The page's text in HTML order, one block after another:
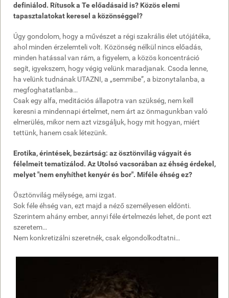
definiálod. Rítusok a Te előadásaid is? Közös elemi
tapasztalatokat keresel a közönséggel?
Úgy gondolom, hogy a művészet a régi szakrális élet utójátéka,
ahol minden érzelemteli volt. Közönség nélkül nincs előadás,
minden hatással van rám, a figyelem, a közös koncentráció
segít, igyekszem, hogy végig velünk maradjanak. Csoda lenne,
ha velünk tudnának UTAZNI, a „semmibe”, a bizonytalanba, a
megfoghatatlanba…
Csak egy alfa, meditációs állapotra van szükség, nem kell
keresni a mindennapi értelmet, nem árt az önmagunkban való
elmerülés, mikor nem azt vizsgáljuk, hogy mit hogyan, miért
tettünk, hanem csak létezünk.
Erotika, érintések, bezártság: az ösztönvilág vágyait és
félelmeit tematizálod. Az Utolsó vacsorában az éhség érdekel,
melyet "nem enyhíthet kenyér és bor". Miféle éhség ez?
Ösztönvilág mélysége, ami izgat.
Sok féle éhség van, ezt majd a néző személyesen eldönti.
Szerintem ahány ember, annyi féle értelmezés lehet, de pont ezt
szeretem…
Nem konkretizálni szeretnék, csak elgondolkodtatni…